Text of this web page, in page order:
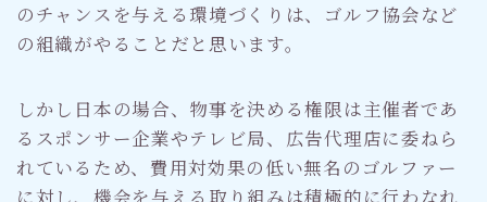
のチャンスを与える環境づくりは、ゴルフ協会など
の組織がやることだと思います。
しかし日本の場合、物事を決める権限は主催者であ
るスポンサー企業やテレビ局、広告代理店に委ねら
れているため、費用対効果の低い無名のゴルファー
に対し、機会を与える取り組みは積極的に行わなれ